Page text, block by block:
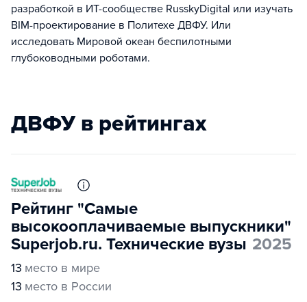
разработкой в ИТ-сообществе RusskyDigital или изучать
BIM-проектирование в Политехе ДВФУ. Или
исследовать Мировой океан беспилотными
глубоководными роботами.
ДВФУ в рейтингах
Рейтинг "Самые
высокооплачиваемые выпускники"
Superjob.ru. Технические вузы 2025
13 место в мире
13 место в России